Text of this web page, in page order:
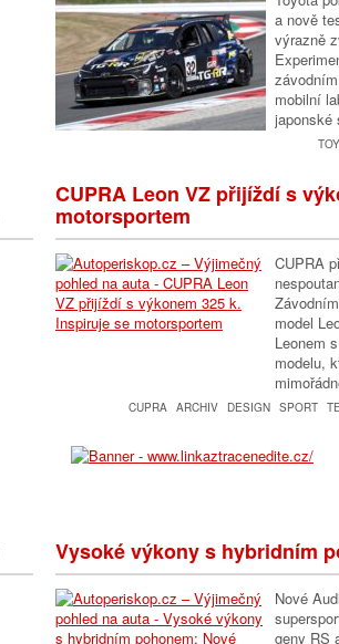
a nově
výrazně
mobilní
japonské
CUPRA Leon VZ přijíždí s
motorsportem
CUPRA
model
Leonem
modelu,
CUPRA ARCHIV DESIGN SPORT
Vysoké výkony s hybridním
Nové
geny RS